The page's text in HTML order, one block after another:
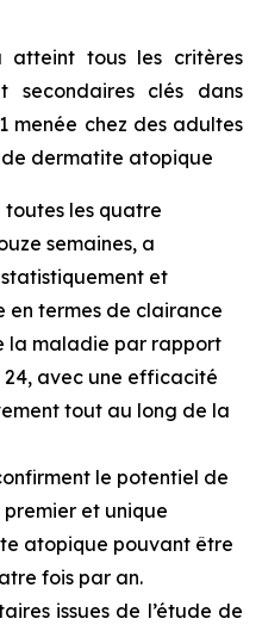
atteint tous les critères
secondaires clés dans
menée chez des adultes
dermatite atopique
toutes les quatre
semaines, a
et
en termes de clairance
la maladie par rapport
avec une efficacité
tout au long de la
le potentiel de
et unique
atopique pouvant être
fois par an.
issues de l’étude de